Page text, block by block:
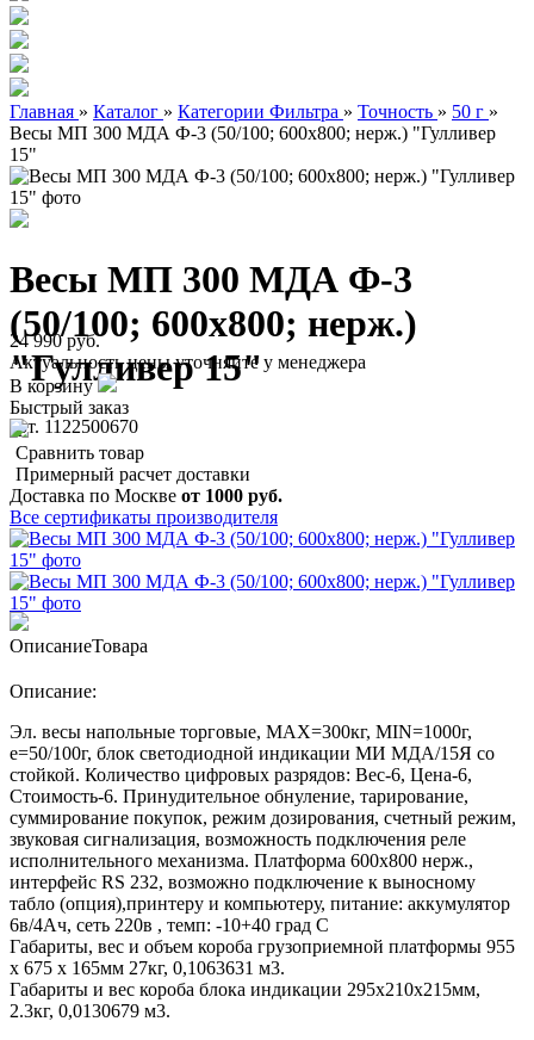
Главная » Каталог » Категории Фильтра » Точность » 50 г »
Весы МП 300 МДА Ф-3 (50/100; 600х800; нерж.) "Гулливер
15"
Весы МП 300 МДА Ф-3
(50/100; 600х800; нерж.)
"Гулливер 15"
арт. 1122500670
24 990 руб.
Актуальность цены уточняйте у менеджера
В корзину
Быстрый заказ
Сравнить товар
Примерный расчет доставки
Доставка по Москве от 1000 руб.
Все сертификаты производителя
ОписаниеТовара
Описание:
Эл. весы напольные торговые, МАХ=300кг, MIN=1000г,
e=50/100г, блок светодиодной индикации МИ МДА/15Я со
стойкой. Количество цифровых разрядов: Вес-6, Цена-6,
Стоимость-6. Принудительное обнуление, тарирование,
суммирование покупок, режим дозирования, счетный режим,
звуковая сигнализация, возможность подключения реле
исполнительного механизма. Платформа 600х800 нерж.,
интерфейс RS 232, возможно подключение к выносному
табло (опция),принтеру и компьютеру, питание: аккумулятор
6в/4Ач, сеть 220в , темп: -10+40 град С
Габариты, вес и объем короба грузоприемной платформы 955
х 675 х 165мм 27кг, 0,1063631 м3.
Габариты и вес короба блока индикации 295х210х215мм,
2.3кг, 0,0130679 м3.